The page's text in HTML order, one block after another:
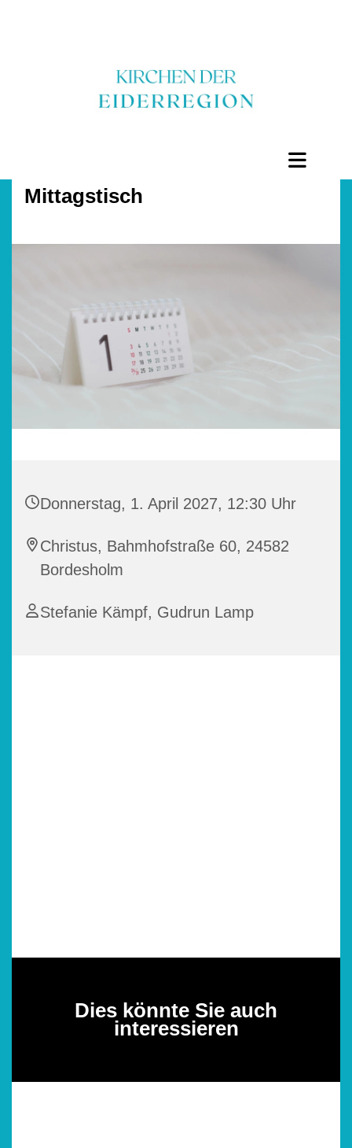
Mittagstisch
Donnerstag, 1. April 2027, 12:30 Uhr
Christus, Bahmhofstraße 60, 24582
Bordesholm
Stefanie Kämpf, Gudrun Lamp
Dies könnte Sie auch
interessieren